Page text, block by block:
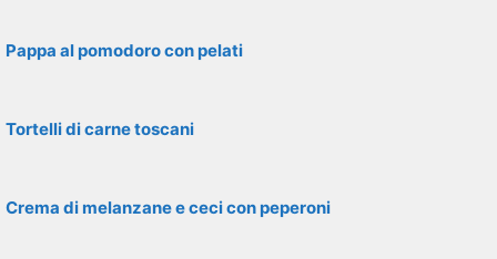
Pappa al pomodoro con pelati
Tortelli di carne toscani
Crema di melanzane e ceci con peperoni